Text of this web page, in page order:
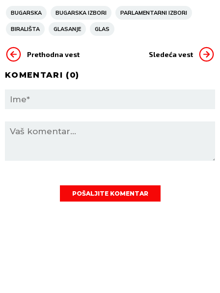
BUGARSKA BUGARSKA IZBORI PARLAMENTARNI IZBORI
BIRALIŠTA GLASANJE GLAS
Prethodna vest Sledeća vest
KOMENTARI (0)
POŠALJITE KOMENTAR